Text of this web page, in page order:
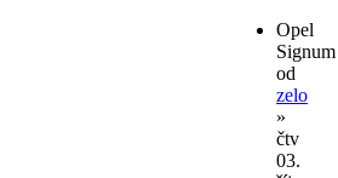
Opel
Signum
od
zelo
»
čtv
03.